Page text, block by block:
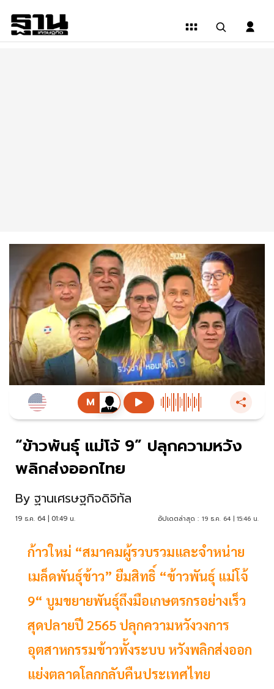
“ข้าวพันธุ์ แม่โจ้ 9” ปลุกความหวัง
พลิกส่งออกไทย
By ฐานเศรษฐกิจดิจิทัล
19 ธ.ค. 64 | 01:49 น. อัปเดตล่าสุด : 19 ธ.ค. 64 | 15:46 น.
ก้าวใหม่ “สมาคมผู้รวบรวมและจำหน่าย
เมล็ดพันธุ์ข้าว” ยืมสิทธิ์ “ข้าวพันธุ์ แม่โจ้
9“ บูมขยายพันธุ์ถึงมือเกษตรกรอย่างเร็ว
สุดปลายปี 2565 ปลุกความหวังวงการ
อุตสาหกรรมข้าวทั้งระบบ หวังพลิกส่งออก
แย่งตลาดโลกกลับคืนประเทศไทย